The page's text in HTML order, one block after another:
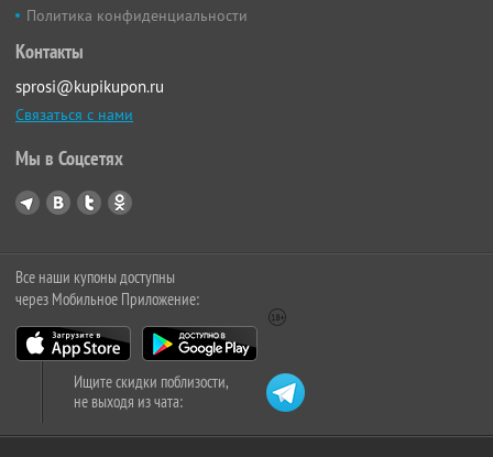
Политика конфиденциальности
Контакты
sprosi@kupikupon.ru
Связаться с нами
Мы в Соцсетях
Все наши купоны доступны
через Мобильное Приложение:
Ищите скидки поблизости,
не выходя из чата: